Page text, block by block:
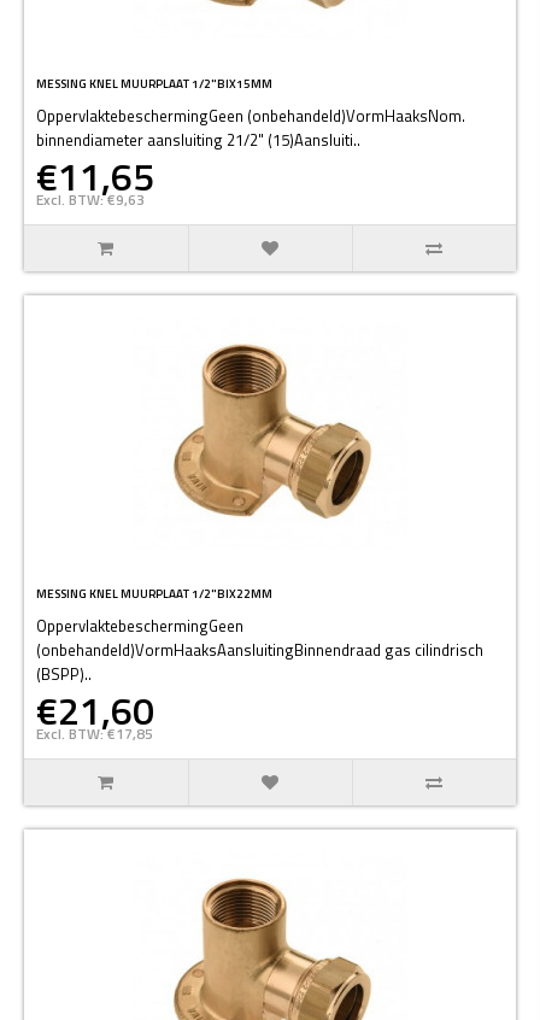
MESSING KNEL MUURPLAAT 1/2"BIX15MM
OppervlaktebeschermingGeen (onbehandeld)VormHaaksNom.
binnendiameter aansluiting 21/2" (15)Aansluiti..
€11,65
Excl. BTW: €9,63
MESSING KNEL MUURPLAAT 1/2"BIX22MM
OppervlaktebeschermingGeen
(onbehandeld)VormHaaksAansluitingBinnendraad gas cilindrisch
(BSPP)..
€21,60
Excl. BTW: €17,85